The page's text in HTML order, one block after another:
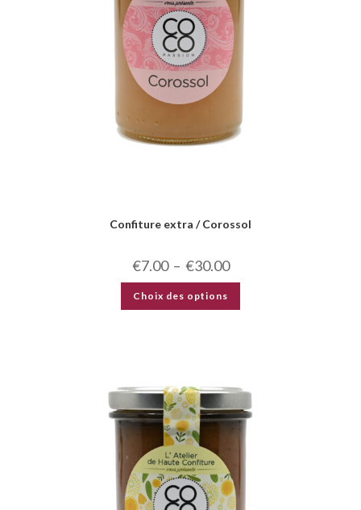
Confiture extra / Corossol
€7.00 – €30.00
Choix des options